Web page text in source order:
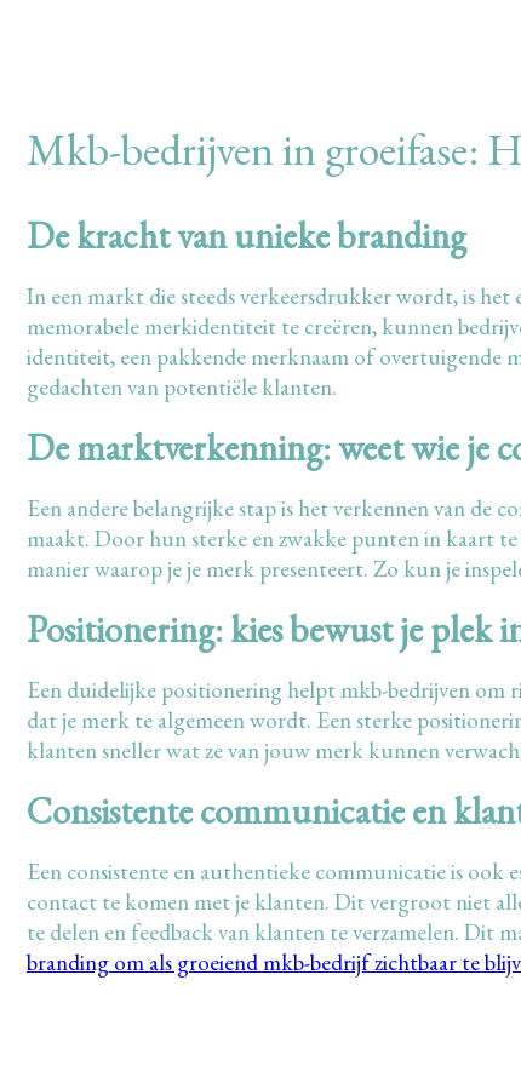
Mkb-bedrijven in groeifase:
De kracht van unieke branding
In een markt die steeds verkeersdrukker wordt, is het
memorabele merkidentiteit te creëren, kunnen
identiteit, een pakkende merknaam of overtuigende
gedachten van potentiële klanten.
De marktverkenning: weet wie je
Een andere belangrijke stap is het verkennen van de
maakt. Door hun sterke en zwakke punten in kaart
manier waarop je je merk presenteert. Zo kun je
Positionering: kies bewust je plek
Een duidelijke positionering helpt mkb-bedrijven om
dat je merk te algemeen wordt. Een sterke
klanten sneller wat ze van jouw merk kunnen
Consistente communicatie en
Een consistente en authentieke communicatie is ook
contact te komen met je klanten. Dit vergroot niet
te delen en feedback van klanten te verzamelen. Dit
branding om als groeiend mkb-bedrijf zichtbaar te